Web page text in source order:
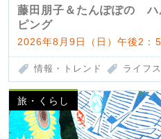
藤田朋子＆たんぽぽの ハ
ピング
2026年8月9日（日）午後2：
情報・トレンド ライフ
旅・くらし